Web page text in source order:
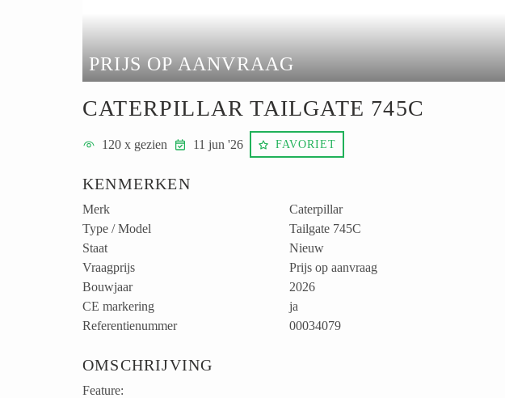
PRIJS OP AANVRAAG
CATERPILLAR TAILGATE 745C
120 x gezien 11 jun '26 FAVORIET
KENMERKEN
Merk
Caterpillar
Type / Model
Tailgate 745C
Staat
Nieuw
Vraagprijs
Prijs op aanvraag
Bouwjaar
2026
CE markering
ja
Referentienummer
00034079
OMSCHRIJVING
Feature: